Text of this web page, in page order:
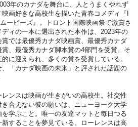
年のカナダを舞台に、人とうまくやれず
画好きな高校生を描いた青春コメディ『I
ービーズ』。トロント国際映画祭で激賞さ
ィの一本に選出された本作は、2023年の
では最優秀カナダ映画賞、最優秀カナダ
、最優秀カナダ脚本賞の4部門を受賞。そ
に迎えられ、多くの賞を受賞している。
「カナダ映画の未来」と評された話題の
ンスは映画が生きがいの高校生。社交性
合えない彼の願いは、ニューヨーク大学
学ぶこと。唯一の友達マットと毎日つる
することを夢見ている。ローレンスは高